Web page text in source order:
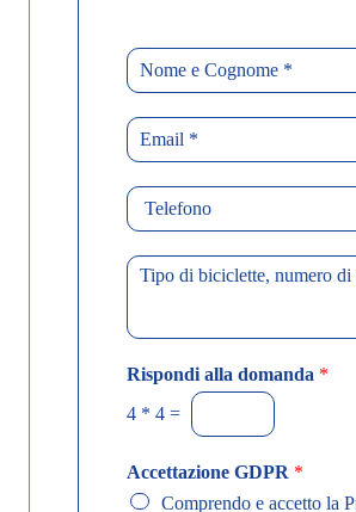
N
o
e
*
E
m
i
l
T
e
e
n
o
M
s
g
g
*
Rispondi alla domanda *
4 * 4 =
Accettazione GDPR *
Comprendo e accetto la